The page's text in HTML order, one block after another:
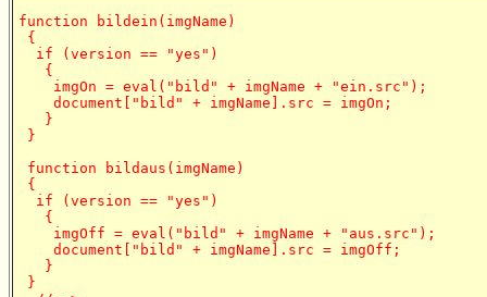
function bildein(imgName)
{
  if (version == "yes")
   {
    imgOn = eval("bild" + imgName + "ein.src");
    document["bild" + imgName].src = imgOn;
   }
}
function bildaus(imgName)
{
  if (version == "yes")
   {
    imgOff = eval("bild" + imgName + "aus.src");
    document["bild" + imgName].src = imgOff;
   }
}